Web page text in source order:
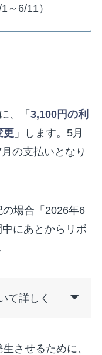
～6/11）
、「 3,100円の利
更」します。5月
の支払いとなり
場合「2026年6
にあとからリボ
て詳しく
させるために、